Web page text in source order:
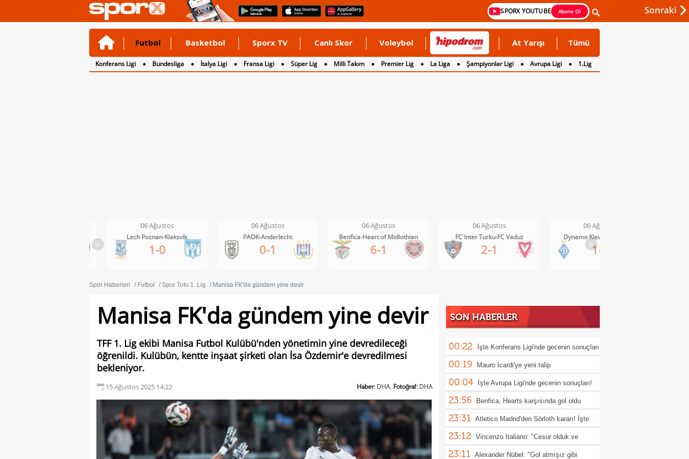
SPORX YOUTUBE Abone Ol
Futbol Basketbol Sporx TV Canlı Skor Voleybol At Yarışı Tümü
Konferans Ligi Bundesliga İtalya Ligi Fransa Ligi Süper Lig Milli Takım Premier Lig La Liga Şampiyonlar Ligi Avrupa Ligi
1.Lig
2. Lig
3. Lig
<
06 Ağustos
Lech Poznan-Klaksvik
1-0
06 Ağustos
PAOK-Anderlecht
0-1
06 Ağustos
Benfica-Heart of Midlothian
6-1
06 Ağustos
FC Inter Turku-FC Vaduz
2-1
06 Ağustos
Dynamo Kiev-Qarabag FK
1-0
>
Spor Haberleri Futbol Spor Toto 1. Lig Manisa FK'da gündem yine devir
Manisa FK'da gündem yine devir
TFF 1. Lig ekibi Manisa Futbol Kulübü'nden yönetimin yine devredileceği
öğrenildi. Kulübün, kentte inşaat şirketi olan İsa Özdemir'e devredilmesi
bekleniyor.
15 Ağustos 2025 14:22 Haber: DHA, Fotoğraf: DHA
SON HABERLER
00:22 İşte Konferans Ligi'nde gecenin sonuçları
00:19 Mauro Icardi'ye yeni talip
00:04 İşte Avrupa Ligi'nde gecenin sonuçları!
23:56 Benfica, Hearts karşısında gol oldu
yağdı!
23:31 Atletico Madrid'den Sörloth kararı! İşte
istenen rakam
23:12 Vincenzo Italiano: "Cesur olduk ve
kazandık"
23:11 Alexander Nübel: "Gol atmışız gibi